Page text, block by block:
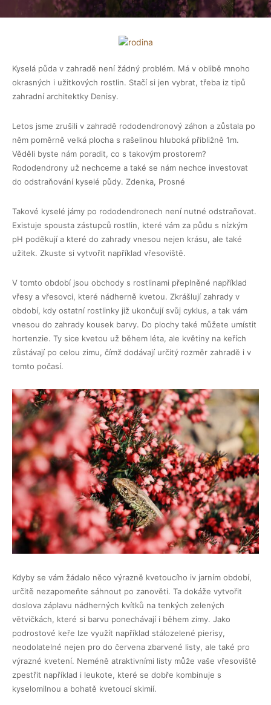
Kyselá půda v zahradě není žádný problém. Má v oblibě mnoho
okrasných i užitkových rostlin. Stačí si jen vybrat, třeba iz tipů
zahradní architektky Denisy.
Letos jsme zrušili v zahradě rododendronový záhon a zůstala po
něm poměrně velká plocha s rašelinou hluboká přibližně 1m.
Věděli byste nám poradit, co s takovým prostorem?
Rododendrony už nechceme a také se nám nechce investovat
do odstraňování kyselé půdy. Zdenka, Prosné
Takové kyselé jámy po rododendronech není nutné odstraňovat.
Existuje spousta zástupců rostlin, které vám za půdu s nízkým
pH poděkují a které do zahrady vnesou nejen krásu, ale také
užitek. Zkuste si vytvořit například vřesoviště.
V tomto období jsou obchody s rostlinami přeplněné například
vřesy a vřesovci, které nádherně kvetou. Zkrášlují zahrady v
období, kdy ostatní rostlinky již ukončují svůj cyklus, a tak vám
vnesou do zahrady kousek barvy. Do plochy také můžete umístit
hortenzie. Ty sice kvetou už během léta, ale květiny na keřích
zůstávají po celou zimu, čímž dodávají určitý rozměr zahradě i v
tomto počasí.
Kdyby se vám žádalo něco výrazně kvetoucího iv jarním období,
určitě nezapomeňte sáhnout po zanověti. Ta dokáže vytvořit
doslova záplavu nádherných kvítků na tenkých zelených
větvičkách, které si barvu ponechávají i během zimy. Jako
podrostové keře lze využít například stálozelené pierisy,
neodolatelné nejen pro do červena zbarvené listy, ale také pro
výrazné kvetení. Neméně atraktivními listy může vaše vřesoviště
zpestřit například i leukote, které se dobře kombinuje s
kyselomilnou a bohatě kvetoucí skimií.